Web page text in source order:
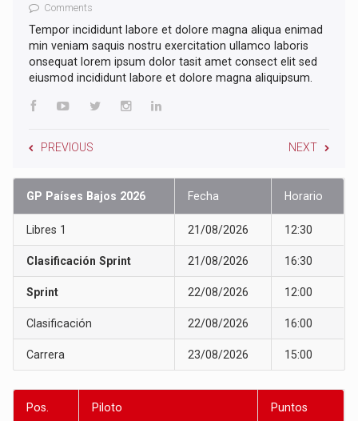
Comments
Tempor incididunt labore et dolore magna aliqua enimad
min veniam saquis nostru exercitation ullamco laboris
onsequat lorem ipsum dolor tasit amet consect elit sed
eiusmod incididunt labore et dolore magna aliquipsum.
PREVIOUS NEXT
GP Países Bajos 2026 Fecha Horario
Libres 1 21/08/2026 12:30
Clasificación Sprint 21/08/2026 16:30
Sprint 22/08/2026 12:00
Clasificación 22/08/2026 16:00
Carrera 23/08/2026 15:00
Pos. Piloto Puntos